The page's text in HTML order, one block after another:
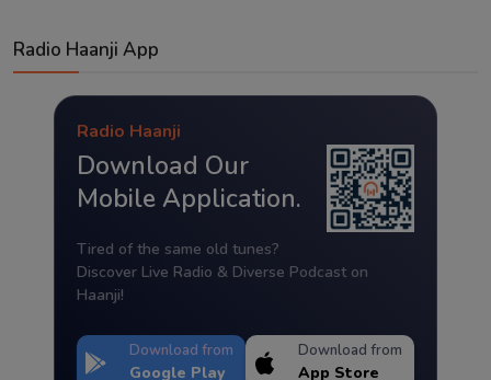
Radio Haanji App
Radio Haanji
Download Our
Mobile Application.
Tired of the same old tunes?
Discover Live Radio & Diverse Podcast on
Haanji!
Download from
Google Play
Download from
App Store